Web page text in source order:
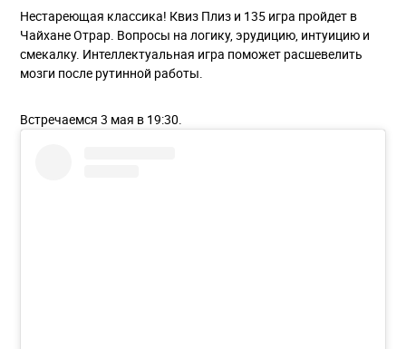
Нестареющая классика! Квиз Плиз и 135 игра пройдет в
Чайхане Отрар. Вопросы на логику, эрудицию, интуицию и
смекалку. Интеллектуальная игра поможет расшевелить
мозги после рутинной работы.
Встречаемся 3 мая в 19:30.